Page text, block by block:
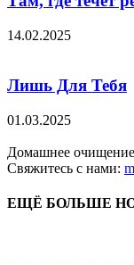
14.02.2025
Лишь Для Тебя
01.03.2025
Домашнее
Свяжитесь с нами:
ЕЩЁ БОЛЬШЕ